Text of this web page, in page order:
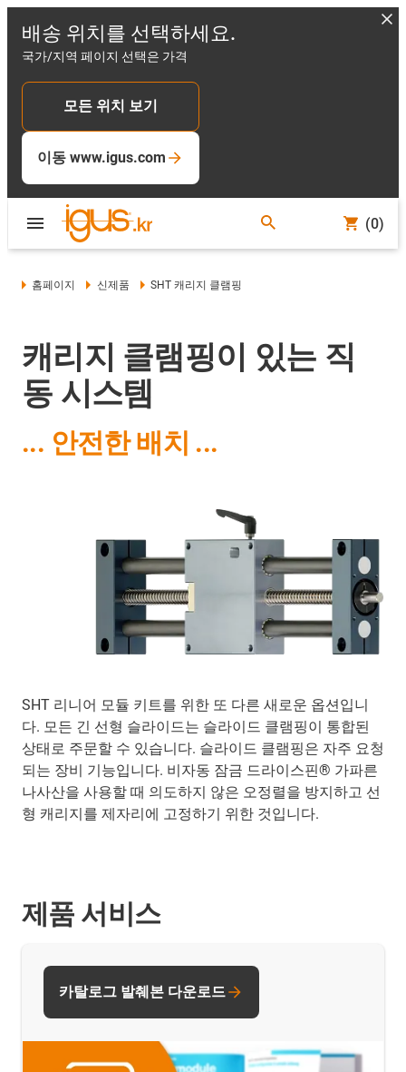
배송 위치를 선택하세요.
국가/지역 페이지 선택은 가격
모든 위치 보기
이동 www.igus.com
(0)
홈페이지 신제품 SHT 캐리지 클램핑
캐리지 클램핑이 있는 직
동 시스템
... 안전한 배치 ...
SHT 리니어 모듈 키트를 위한 또 다른 새로운 옵션입니
다. 모든 긴 선형 슬라이드는 슬라이드 클램핑이 통합된
상태로 주문할 수 있습니다. 슬라이드 클램핑은 자주 요청
되는 장비 기능입니다. 비자동 잠금 드라이스핀® 가파른
나사산을 사용할 때 의도하지 않은 오정렬을 방지하고 선
형 캐리지를 제자리에 고정하기 위한 것입니다.
제품 서비스
카탈로그 발췌본 다운로드